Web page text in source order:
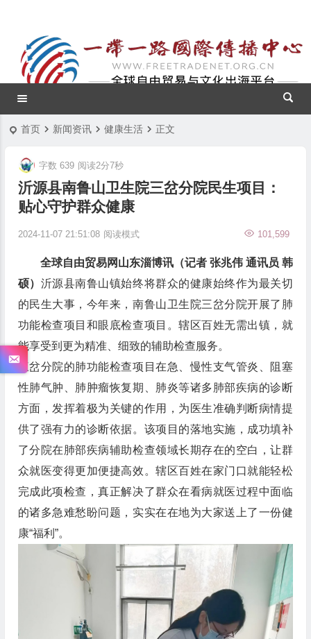
首页 新闻资讯 健康生活 正文
沂源县南鲁山卫生院三岔分院民生项目：
贴心守护群众健康
2024-11-07 21:51:08 101,599
字数 639 阅读2分7秒
阅读模式
全球自由贸易网山东淄博讯（记者 张兆伟 通讯员 韩
硕） 沂源县南鲁山镇始终将群众的健康始终作为最关切
的民生大事，今年来，南鲁山卫生院三岔分院开展了肺
功能检查项目和眼底检查项目。辖区百姓无需出镇，就
能享受到更为精准、细致的辅助检查服务。
三岔分院的肺功能检查项目在急、慢性支气管炎、阻塞
性肺气肿、肺肿瘤恢复期、肺炎等诸多肺部疾病的诊断
方面，发挥着极为关键的作用，为医生准确判断病情提
供了强有力的诊断依据。该项目的落地实施，成功填补
了分院在肺部疾病辅助检查领域长期存在的空白，让群
众就医变得更加便捷高效。辖区百姓在家门口就能轻松
完成此项检查，真正解决了群众在看病就医过程中面临
的诸多急难愁盼问题，实实在在地为大家送上了一份健
康“福利”。